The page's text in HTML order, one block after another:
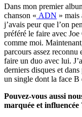
Dans mon premier
chanson « ADN » mais
j’avais peur que l’on
préféré le faire avec
comme moi.
parcours assez reconnu
faire un duo avec lui.
derniers disques et
un single dont la face B
Pouvez-vous aussi
marquée et influencée